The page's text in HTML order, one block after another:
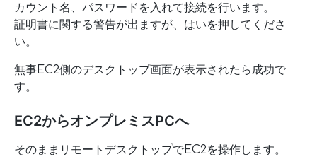
カウント名、パスワードを入れて接続を行います。
証明書に関する警告が出ますが、はいを押してくださ
い。
無事EC2側のデスクトップ画面が表示されたら成功で
す。
EC2からオンプレミスPCへ
そのままリモートデスクトップでEC2を操作します。